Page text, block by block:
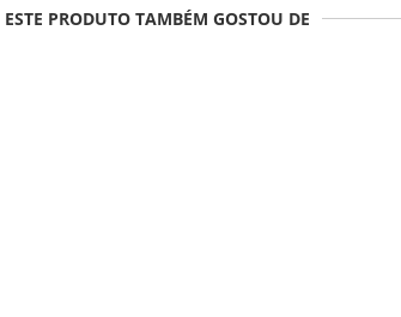
PRODUTO TAMBÉM GOSTOU DE